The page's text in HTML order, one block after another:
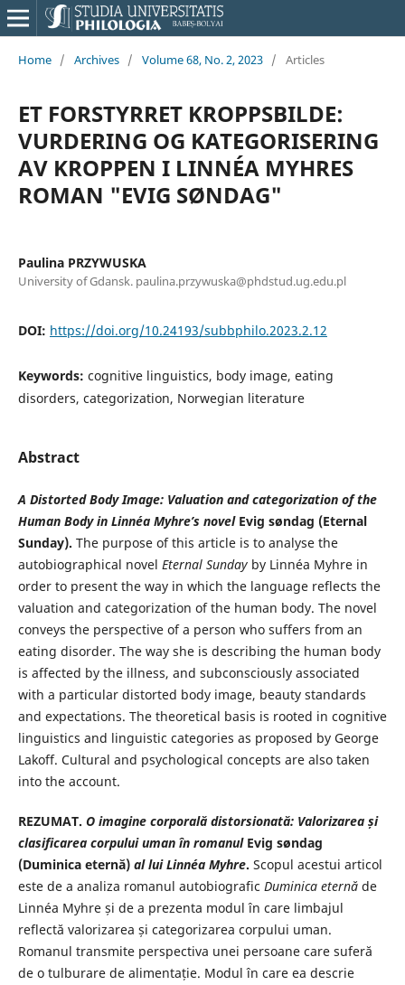
Home / Archives / Volume 68, No. 2, 2023 / Articles
ET FORSTYRRET KROPPSBILDE:
VURDERING OG KATEGORISERING
AV KROPPEN I LINNÉA MYHRES
ROMAN "EVIG SØNDAG"
Paulina PRZYWUSKA
University of Gdansk. paulina.przywuska@phdstud.ug.edu.pl
DOI: https://doi.org/10.24193/subbphilo.2023.2.12
Keywords: cognitive linguistics, body image, eating
disorders, categorization, Norwegian literature
Abstract
A Distorted Body Image: Valuation and categorization of the
HumanBody in Linnéa Myhre’s novel Evig søndag (Eternal
Sunday). The purpose of this article is to analyse the
autobiographical novel Eternal Sunday by Linnéa Myhre in
order to present the way in which the language reflects the
valuation and categorization of the human body. The novel
conveys the perspective of a person who suffers from an
eating disorder. The way she is describing the human body
is affected by the illness, and subconsciously associated
with a particular distorted body image, beauty standards
and expectations. The theoretical basis is rooted in cognitive
linguistics and linguistic categories as proposed by George
Lakoff. Cultural and psychological concepts are also taken
into the account.
REZUMAT. O imagine corporală distorsionată: Valorizarea și
clasificarea corpului uman în romanul Evig søndag
(Duminica eternă)al lui Linnéa Myhre. Scopul acestui articol
este de a analiza romanul autobiografic Duminica eternăde
Linnéa Myhre și de a prezenta modul în care limbajul
reflectă valorizarea și categorizarea corpului uman.
Romanul transmite perspectiva unei persoane care suferă
de o tulburare de alimentație. Modul în care ea descrie